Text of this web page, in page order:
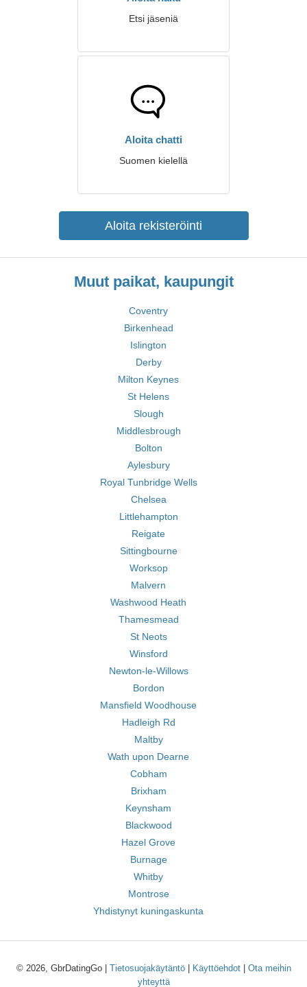
Etsi jäseniä
Aloita chatti
Suomen kielellä
Aloita rekisteröinti
Muut paikat, kaupungit
Coventry
Birkenhead
Islington
Derby
Milton Keynes
St Helens
Slough
Middlesbrough
Bolton
Aylesbury
Royal Tunbridge Wells
Chelsea
Littlehampton
Reigate
Sittingbourne
Worksop
Malvern
Washwood Heath
Thamesmead
St Neots
Winsford
Newton-le-Willows
Bordon
Mansfield Woodhouse
Hadleigh Rd
Maltby
Wath upon Dearne
Cobham
Brixham
Keynsham
Blackwood
Hazel Grove
Burnage
Whitby
Montrose
Yhdistynyt kuningaskunta
© 2026, GbrDatingGo | Tietosuojakäytäntö| Käyttöehdot| Ota meihin
yhteyttä